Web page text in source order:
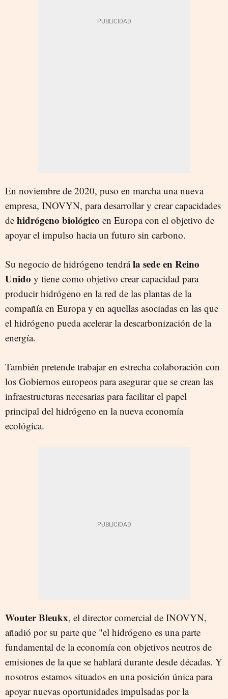
En noviembre de 2020, puso en marcha una nueva
empresa, INOVYN, para desarrollar y crear capacidades
de hidrógeno biológico en Europa con el objetivo de
apoyar el impulso hacia un futuro sin carbono.
Su negocio de hidrógeno tendrála sede en Reino
Unido y tiene como objetivo crear capacidad para
producir hidrógeno en la red de las plantas de la
compañía en Europa y en aquellas asociadas en las que
el hidrógeno pueda acelerar la descarbonización de la
energía.
También pretende trabajar en estrecha colaboración con
los Gobiernos europeos para asegurar que se crean las
infraestructuras necesarias para facilitar el papel
principal del hidrógeno en la nueva economía
ecológica.
Wouter Bleukx, el director comercial de INOVYN,
añadió por su parte que "el hidrógeno es una parte
fundamental de la economía con objetivos neutros de
emisiones de la que se hablará durante desde décadas. Y
nosotros estamos situados en una posición única para
apoyar nuevas oportunidades impulsadas por la